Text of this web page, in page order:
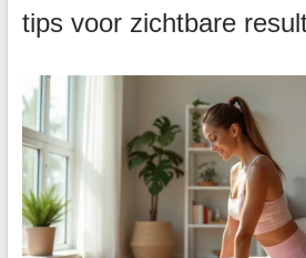
tips voor zichtbare